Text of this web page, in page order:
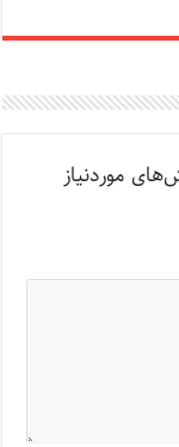
موردنیاز